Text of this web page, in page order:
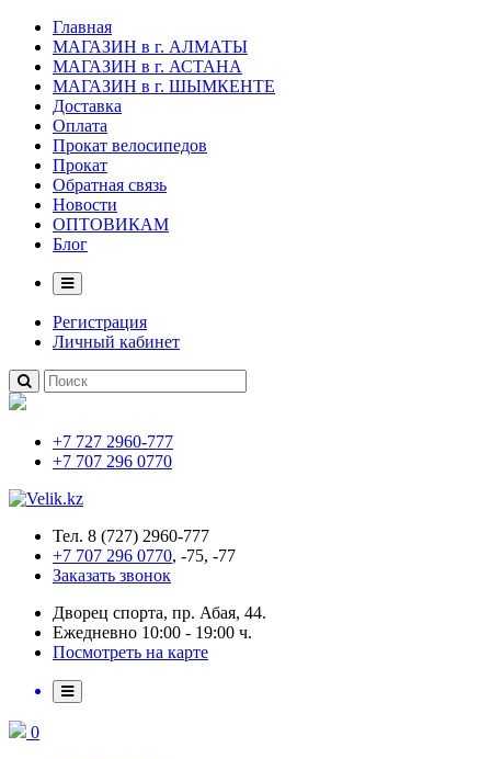
Главная
МАГАЗИН в г. АЛМАТЫ
МАГАЗИН в г. АСТАНА
МАГАЗИН в г. ШЫМКЕНТЕ
Доставка
Оплата
Прокат велосипедов
Прокат
Обратная связь
Новости
ОПТОВИКАМ
Блог
Регистрация
Личный кабинет
+7 727 2960-777
+7 707 296 0770
Тел. 8 (727) 2960-777
+7 707 296 0770, -75, -77
Заказать звонок
Дворец спорта, пр. Абая, 44.
Ежедневно 10:00 - 19:00 ч.
Посмотреть на карте
0